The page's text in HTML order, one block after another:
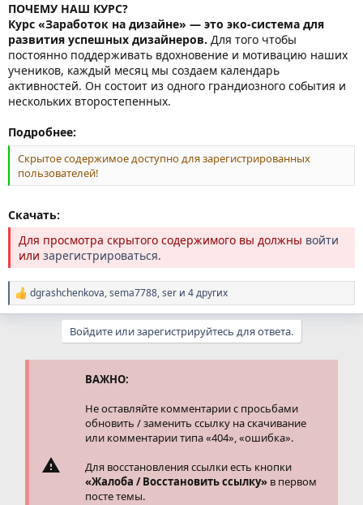
ПОЧЕМУ НАШ КУРС?
Курс «Заработок на дизайне» — это эко-система для
развития успешных дизайнеров. Для того чтобы
постоянно поддерживать вдохновение и мотивацию наших
учеников, каждый месяц мы создаем календарь
активностей. Он состоит из одного грандиозного события и
нескольких второстепенных.
Подробнее:
Скрытое содержимое доступно для зарегистрированных
пользователей!
Скачать:
Для просмотра скрытого содержимого вы должны войти
или зарегистрироваться.
Р
е
dgrashchenkova,sema7788,ser и 4 других
Войдите или зарегистрируйтесь для ответа.
ВАЖНО:
Не оставляйте комментарии с просьбами
обновить / заменить ссылку на скачивание
или комментарии типа «404», «ошибка».
Для восстановления ссылки есть кнопки
«Жалоба / Восстановить ссылку» в первом
посте темы.